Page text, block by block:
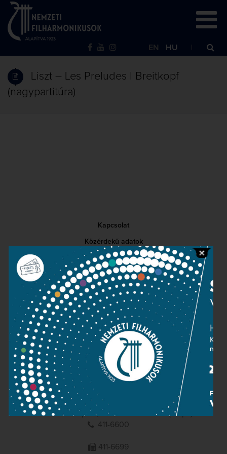
EN HU
Liszt – Les Preludes | Breitkopf
(nagypartitúra)
Kapcsolat
Közérdekű adatok
Sajtószoba
Adatvédelem
Impresszum
NEMZETI
FILHARMONIKUSOK
1095 Budapest, Komor Marcell u. 1. (Müpa)
411-6600
411-6699